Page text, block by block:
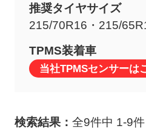
推奨タイヤサイズ
215/70R16・215/
TPMS装着車
当社TPMSセンサーは
検索結果： 全9件中 1-9件